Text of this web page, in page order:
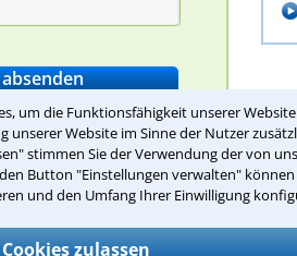
um die Funktionsfähigkeit unserer
Website im Sinne der Nutzer
stimmen Sie der Verwendung der von
Button "Einstellungen verwalten" können
und den Umfang Ihrer Einwilligung
Cookies zulassen